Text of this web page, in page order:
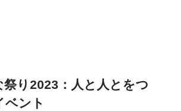
祭り2023：人と人とをつ
ベント